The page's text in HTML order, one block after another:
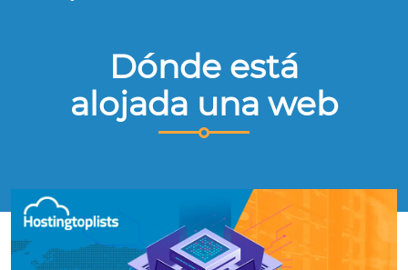
Dónde está
alojada una web